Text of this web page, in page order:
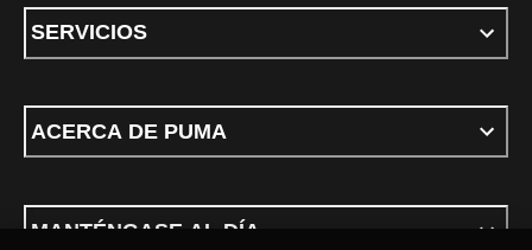
SERVICIOS
ACERCA DE PUMA
MANTÉNGASE AL DÍA